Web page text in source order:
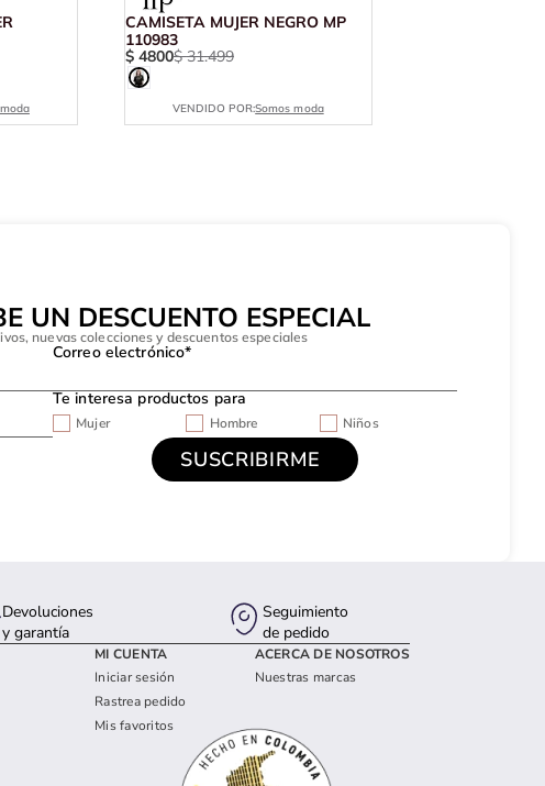
CAMISETA MUJER NEGRO MP
110983
$ 4800$ 31.499
VENDIDO POR:Somos moda
UN DESCUENTO ESPECIAL
nuevas colecciones y descuentos especiales
Correo electrónico*
Te interesa productos para
Mujer Hombre
Niños
Devoluciones
y garantía
Seguimiento
de pedido
MI CUENTA
Iniciar sesión
Rastrea pedido
Mis favoritos
ACERCA DE NOSOTROS
Nuestras marcas